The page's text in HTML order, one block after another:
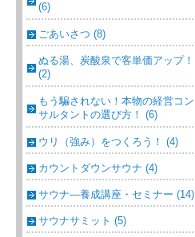
(6)
ごあいさつ (8)
ぬる湯、炭酸泉で客単価アップ！
(2)
もう騙されない！本物の経営コン
サルタントの選び方！ (6)
ウリ（強み）をつくろう！ (4)
カウントダウンサウナ (4)
サウナ―養成講座・セミナー (14)
サウナサミット (5)